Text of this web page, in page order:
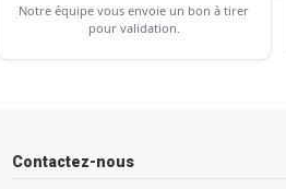
Notre équipe vous envoie un bon à tirer
pour validation.
Contactez-nous